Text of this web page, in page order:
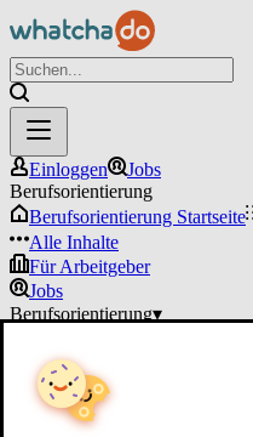
Einloggen
Jobs
Berufsorientierung
Berufsorientierung Startseite
Alle Inhalte
Für Arbeitgeber
Jobs
Berufsorientierung▾